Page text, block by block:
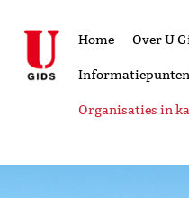
Home Over U
Organisaties in